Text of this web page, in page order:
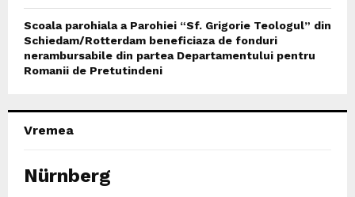
Scoala parohiala a Parohiei “Sf. Grigorie Teologul” din
Schiedam/Rotterdam beneficiaza de fonduri
nerambursabile din partea Departamentului pentru
Romanii de Pretutindeni
Vremea
Nürnberg